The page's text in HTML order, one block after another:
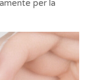
per la